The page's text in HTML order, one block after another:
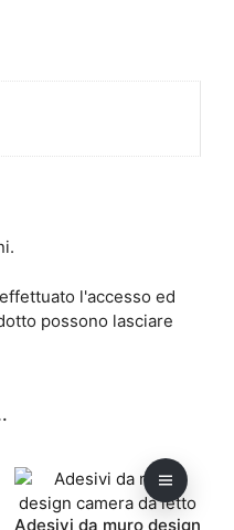
l'accesso ed
possono lasciare
Adesivi da muro design
prodotto
ha